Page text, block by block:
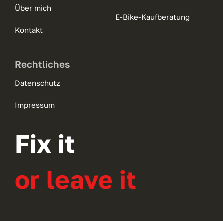
Über mich
Kontakt
E-Bike-Kaufberatung
Rechtliches
Datenschutz
Impressum
Fix it
or leave it